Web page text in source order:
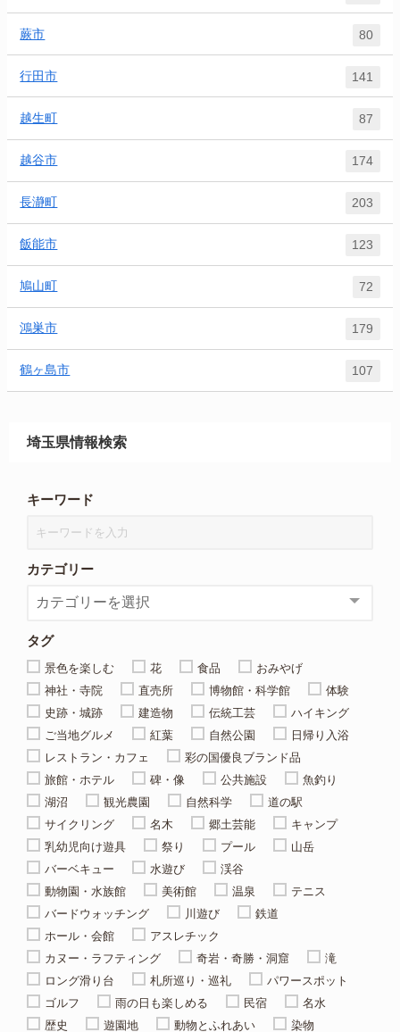
蕨市 80
行田市 141
越生町 87
越谷市 174
長瀞町 203
飯能市 123
鳩山町 72
鴻巣市 179
鶴ヶ島市 107
埼玉県情報検索
キーワード
カテゴリー
タグ
景色を楽しむ 花 食品
おみやげ
神社・寺院
直売所 博物館・科学館
体験
史跡・城跡
建造物 伝統工芸
ハイキング
ご当地グルメ
紅葉 自然公園
日帰り入浴
レストラン・カフェ
彩の国優良ブランド品
旅館・ホテル
碑・像 公共施設
魚釣り
湖沼
観光農園 自然科学
道の駅
サイクリング
名木 郷土芸能
キャンプ
乳幼児向け遊具
祭り プール
山岳
バーベキュー
水遊び
渓谷
動物園・水族館
美術館 温泉
テニス
バードウォッチング
川遊び
鉄道
ホール・会館
アスレチック
カヌー・ラフティング
奇岩・奇勝・洞窟
滝
ロング滑り台
札所巡り・巡礼
パワースポット
ゴルフ
雨の日も楽しめる 民宿
名水
歴史
遊園地 動物とふれあい
染物